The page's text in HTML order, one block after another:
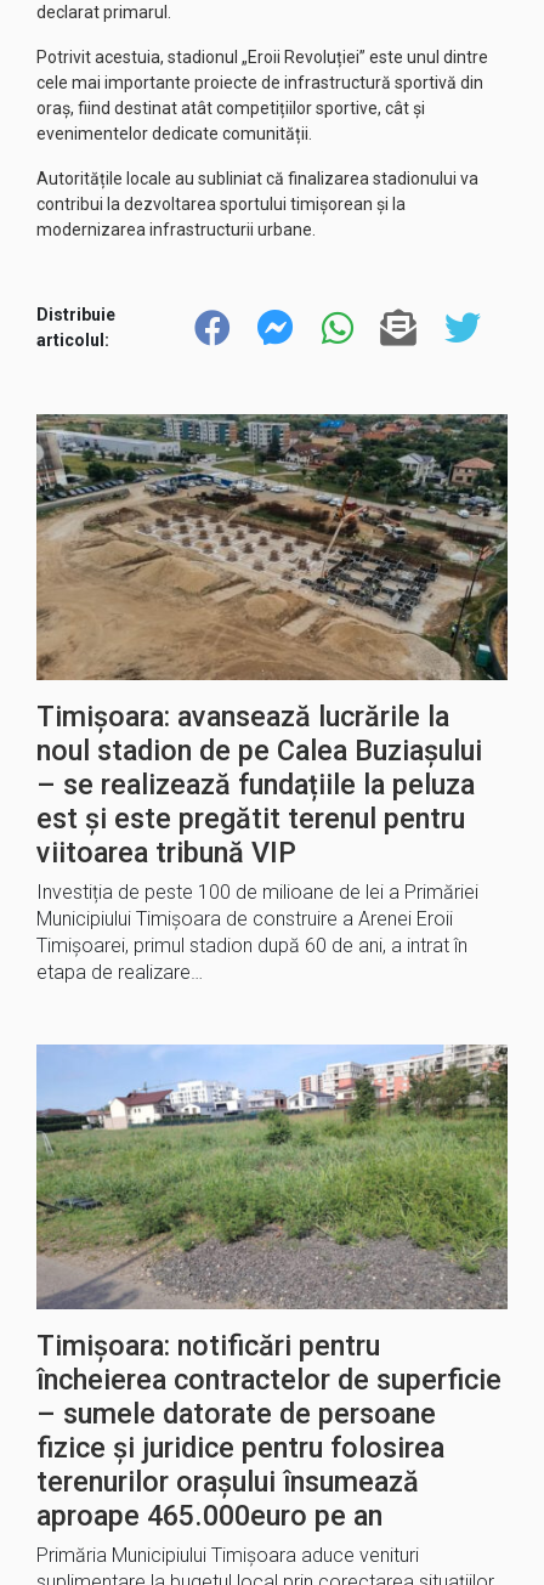
declarat primarul.
Potrivit acestuia, stadionul „Eroii Revoluției” este unul dintre
cele mai importante proiecte de infrastructură sportivă din
oraș, fiind destinat atât competițiilor sportive, cât și
evenimentelor dedicate comunității.
Autoritățile locale au subliniat că finalizarea stadionului va
contribui la dezvoltarea sportului timișorean și la
modernizarea infrastructurii urbane.
Distribuie
articolul:
Timișoara: avansează lucrările la
noul stadion de pe Calea Buziașului
– se realizează fundațiile la peluza
est și este pregătit terenul pentru
viitoarea tribună VIP
Investiția de peste 100 de milioane de lei a Primăriei
Municipiului Timișoara de construire a Arenei Eroii
Timișoarei, primul stadion după 60 de ani, a intrat în
etapa de realizare…
Timișoara: notificări pentru
încheierea contractelor de superficie
– sumele datorate de persoane
fizice și juridice pentru folosirea
terenurilor orașului însumează
aproape 465.000euro pe an
Primăria Municipiului Timișoara aduce venituri